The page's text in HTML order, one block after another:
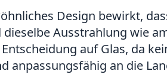
Design bewirkt,
Ausstrahlung wie
auf Glas, da
anpassungsfähig an die